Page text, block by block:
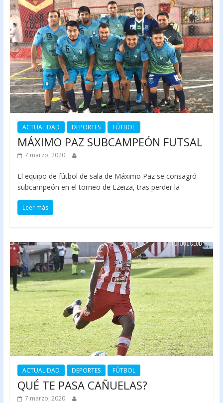
ACTUALIDAD DEPORTES FÚTBOL
MÁXIMO PAZ SUBCAMPEÓN FUTSAL
7 marzo, 2020
El equipo de fútbol de sala de Máximo Paz se consagró
subcampeón en el torneo de Ezeiza, tras perder la
Leer más
ACTUALIDAD DEPORTES FÚTBOL
QUÉ TE PASA CAÑUELAS?
7 marzo, 2020